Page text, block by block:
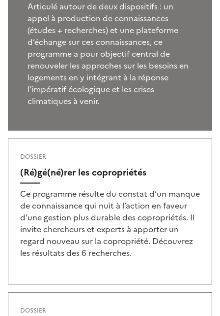
Articulé autour de deux dispositifs : un
appel à production de connaissances
(études + recherches) et une plateforme
d’échange sur ces connaissances, ce
programme a pour objectif central de
renouveler les approches sur les besoins en
logements en y intégrant à la réponse
l’impératif écologique et les crises
climatiques à venir.
(Ré)gé(né)rer les copropriétés
DOSSIER
Ce programme résulte du constat d’un manque
de connaissance qui nuit à l’action en faveur
d’une gestion plus durable des copropriétés. Il
invite chercheurs et experts à apporter un
regard nouveau sur la copropriété. Découvrez
les résultats des 6 recherches.
DOSSIER